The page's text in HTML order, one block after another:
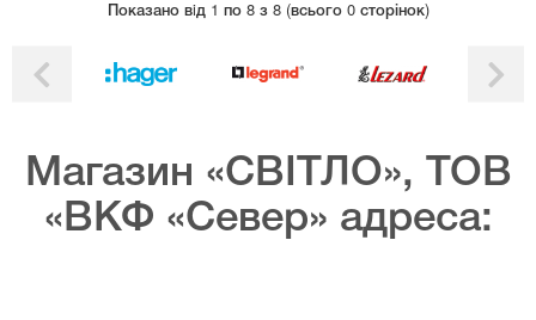
Показано вiд 1 по 8 з 8 (всього 0 сторінок)
Магазин «СВІТЛО», ТОВ
«ВКФ «Север» адреса: